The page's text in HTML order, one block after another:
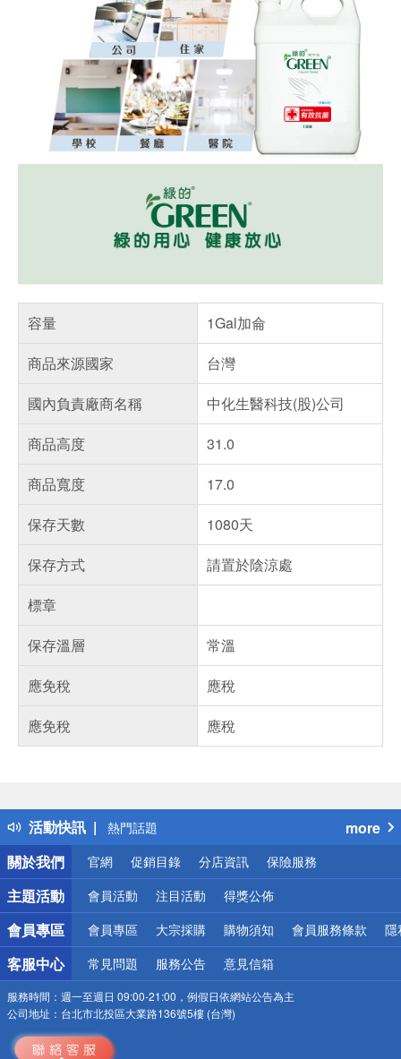
容量
1Gal加侖
商品來源國家
台灣
國內負責廠商名稱
中化生醫科技(股)公司
商品高度
31.0
商品寬度
17.0
保存天數
1080天
保存方式
請置於陰涼處
標章
保存溫層
常溫
應免稅
應稅
應免稅
應稅
活動快訊
得獎公告
熱門話題
銀行優惠
偏遠地區配送
詐騙網頁！請小心！
more
關於我們
官網 促銷目錄 分店資訊 保險服務
主題活動 會員活動 注目活動 得獎公佈
會員專區 會員專區 大宗採購 購物須知 會員服務條款 隱
客服中心 常見問題 服務公告 意見信箱
服務時間： 週一至週日 09:00-21:00，例假日依網站公告為主
公司地址： 台北市北投區大業路136號5樓 (台灣)